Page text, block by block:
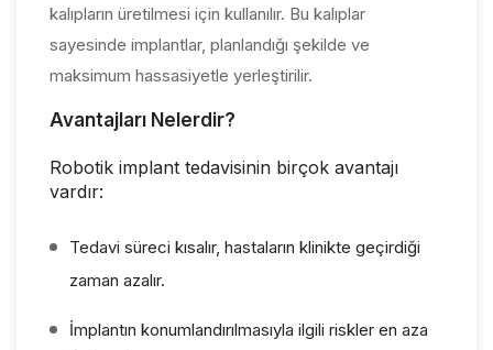
kalıpların üretilmesi için kullanılır. Bu kalıplar
sayesinde implantlar, planlandığı şekilde ve
maksimum hassasiyetle yerleştirilir.
Avantajları Nelerdir?
Robotik implant tedavisinin birçok avantajı
vardır:
Tedavi süreci kısalır, hastaların klinikte geçirdiği
zaman azalır.
İmplantın konumlandırılmasıyla ilgili riskler en aza